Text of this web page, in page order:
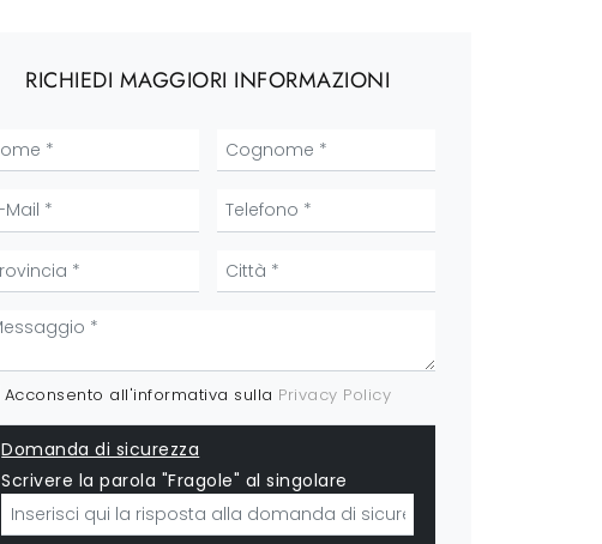
RICHIEDI MAGGIORI INFORMAZIONI
Acconsento all'informativa sulla Privacy Policy
Domanda di sicurezza
Scrivere la parola "Fragole" al singolare